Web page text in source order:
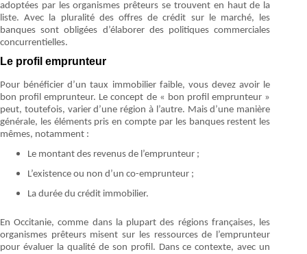
adoptées par les organismes prêteurs se trouvent en haut de la
liste. Avec la pluralité des offres de crédit sur le marché, les
banques sont obligées d’élaborer des politiques commerciales
concurrentielles.
Le profil emprunteur
Pour bénéficier d’un taux immobilier faible, vous devez avoir le
bon profil emprunteur. Le concept de « bon profil emprunteur »
peut, toutefois, varier d’une région à l’autre. Mais d’une manière
générale, les éléments pris en compte par les banques restent les
mêmes, notamment :
Le montant des revenus de l’emprunteur ;
L’existence ou non d’un co-emprunteur ;
La durée du crédit immobilier.
En Occitanie, comme dans la plupart des régions françaises, les
organismes prêteurs misent sur les ressources de l’emprunteur
pour évaluer la qualité de son profil. Dans ce contexte, avec un